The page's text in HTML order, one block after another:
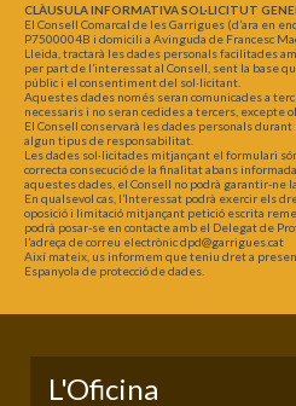
CLÀUSULA INFORMATIVA SOL·LICITUT
El Consell Comarcal de les Garrigues (d’ara en
P7500004B i domicili a Avinguda de Francesc
Lleida, tractarà les dades personals facilitades
per part de l’interessat al Consell, sent la base
públic i el consentiment del sol·licitant.
Aquestes dades només seran comunicades a
necessaris i no seran cedides a tercers, excepte
El Consell conservarà les dades personals
algun tipus de responsabilitat.
Les dades sol·licitades mitjançant el formulari
correcta consecució de la finalitat abans
aquestes dades, el Consell no podrà garantir-ne
En qualsevol cas, l’Interessat podrà exercir els
oposició i limitació mitjançant petició escrita
podrà posar-se en contacte amb el Delegat de
l’adreça de correu electrònic dpd@garrigues.cat
Així mateix, us informem que teniu dret a
Espanyola de protecció de dades.
L'Oficina